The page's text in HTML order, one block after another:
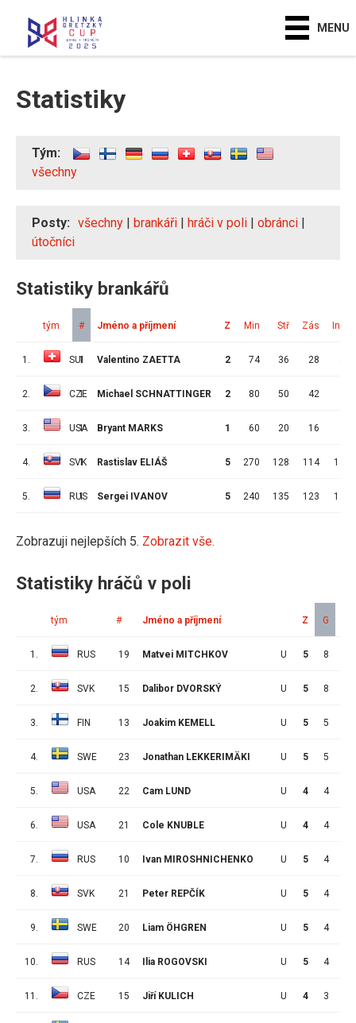
MENU
Statistiky
Tým:
všechny
Posty: všechny | brankáři | hráči v poli | obránci |
útočníci
Statistiky brankářů
tým # Jméno a příjmení Z Min Stř Zás Ink
1. SUI
1 Valentino ZAETTA 2 74 36 28
2. CZE
1 Michael SCHNATTINGER 2 80 50 42
3. USA
1 Bryant MARKS 1 60 20 16
4. SVK
1 Rastislav ELIÁŠ 5 270 128 114 14
5. RUS
1 Sergei IVANOV 5 240 135 123 12
Zobrazuji nejlepších 5. Zobrazit vše.
Statistiky hráčů v poli
tým # Jméno a příjmení Z G
1. RUS 19 Matvei MITCHKOV U 5 8
2. SVK 15 Dalibor DVORSKÝ U 5 8
3. FIN 13 Joakim KEMELL U 5 5
4. SWE 23 Jonathan LEKKERIMÄKI U 5 5
5. USA 22 Cam LUND U 4 4
6. USA 21 Cole KNUBLE U 4 4
7. RUS 10 Ivan MIROSHNICHENKO U 5 4
8. SVK 21 Peter REPČÍK U 5 4
9. SWE 20 Liam ÖHGREN U 5 4
10. RUS 14 Ilia ROGOVSKI U 5 4
11. CZE 15 Jiří KULICH U 4 3